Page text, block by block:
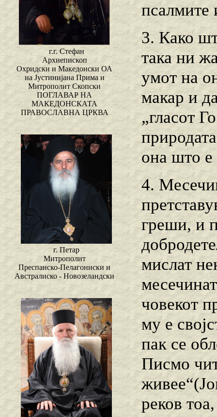
г.г. Стефан
Архиепископ
Охридски и Македонски ОА
на Јустинијана Прима и
Митрополит Скопски
ПОГЛАВАР НА
МАКЕДОНСКАТА
ПРАВОСЛАВНА ЦРКВА
г. Петар
Митрополит
Преспанско-Пелагониски и
Австралиско - Новозеландски
псалмите
3. Како
така ни
умот на
макар и
„гласот
она што е
4.
греши, и
мислат
човекот
му е
пак се
Писмо
реков